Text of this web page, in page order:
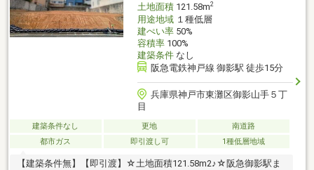
土地面積121.58m2
用途地域１種低層
建ぺい率50%
容積率100%
建築条件なし
阪急電鉄神戸線 御影駅 徒歩15分
兵庫県神戸市東灘区御影山手５丁
目
建築条件なし 更地
南道路
都市ガス
即引渡し可 1種低層地域
【建築条件無】【即引渡】☆土地面積121.58m2♪☆阪急御影駅ま